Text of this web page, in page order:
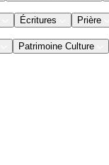
Écritures Prière
Patrimoine Culture